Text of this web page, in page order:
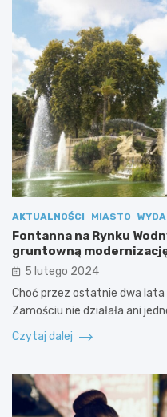
AKTUALNOŚCI MIASTO
Fontanna na Rynku
gruntowną
5 lutego 2024
Choć przez ostatnie dwa
Zamościu nie działała ani
Czytaj dalej